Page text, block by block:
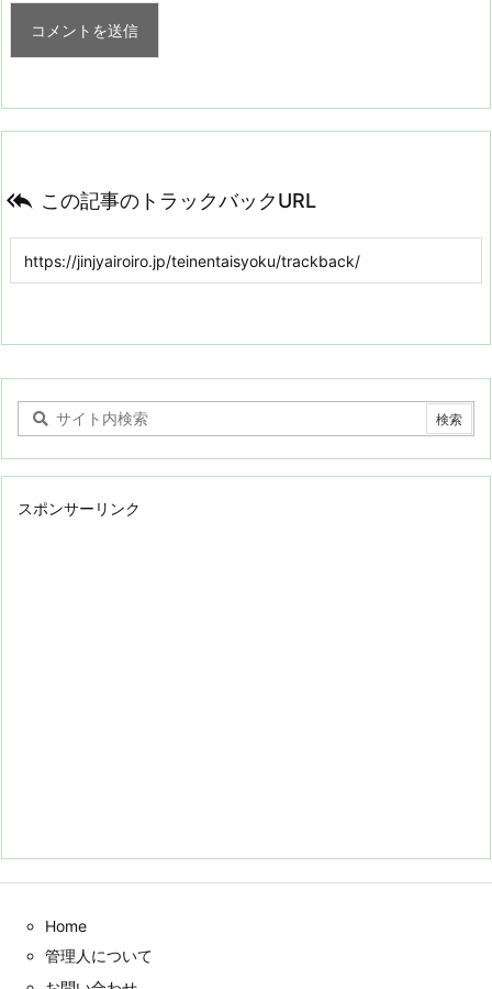
 この記事のトラックバックURL
スポンサーリンク
Home
管理人について